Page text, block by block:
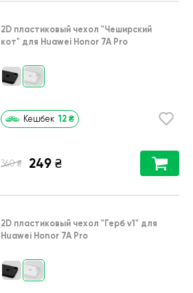
2D пластиковый чехол "Чеширский
кот" для Huawei Honor 7A Pro
Кешбек 12 ₴
360 ₴ 249 ₴
2D пластиковый чехол "Герб v1" для
Huawei Honor 7A Pro